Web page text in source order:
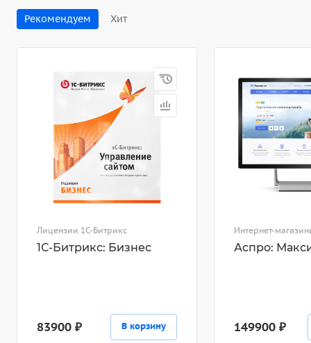
Рекомендуем Хит
Лицензии 1С-Битрикс
1С-Битрикс: Бизнес
83900 ₽ В корзину
Интернет-
Аспро:
149900 ₽